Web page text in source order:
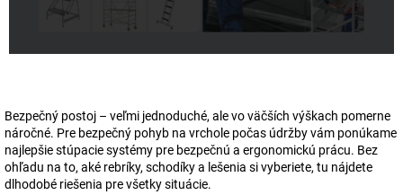
Bezpečný postoj – veľmi jednoduché, ale vo väčších výškach pomerne
náročné. Pre bezpečný pohyb na vrchole počas údržby vám ponúkame
najlepšie stúpacie systémy pre bezpečnú a ergonomickú prácu. Bez
ohľadu na to, aké rebríky, schodíky a lešenia si vyberiete, tu nájdete
dlhodobé riešenia pre všetky situácie.